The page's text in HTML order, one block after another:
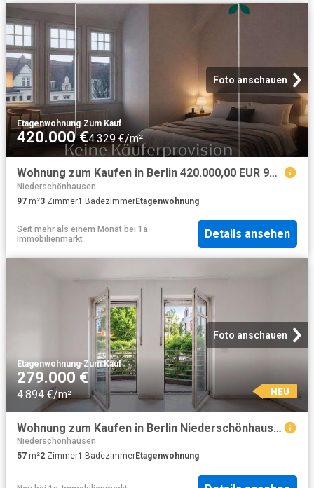
Foto anschauen
Etagenwohnung·Zum Kauf
420.000 €4.329 €/m²
Wohnung zum Kaufen in Berlin 420.000,00 EUR 97.06 m²
Niederschönhausen
97 m²3 Zimmer1 BadezimmerEtagenwohnung
Seit mehr als einem Monat bei 1a-
Immobilienmarkt
Details ansehen
Foto anschauen
Etagenwohnung·Zum Kauf
279.000 €
4.894 €/m² NEU
Wohnung zum Kaufen in Berlin Niederschönhausen 279.000,00 EUR 57 m²
Niederschönhausen
57 m²2 Zimmer1 BadezimmerEtagenwohnung